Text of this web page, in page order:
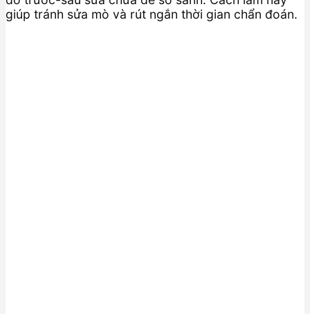
giúp tránh sửa mò và rút ngắn thời gian chẩn đoán.